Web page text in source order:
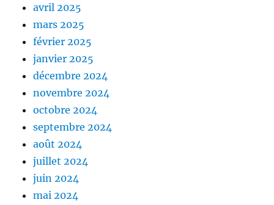
avril 2025
mars 2025
février 2025
janvier 2025
décembre 2024
novembre 2024
octobre 2024
septembre 2024
août 2024
juillet 2024
juin 2024
mai 2024